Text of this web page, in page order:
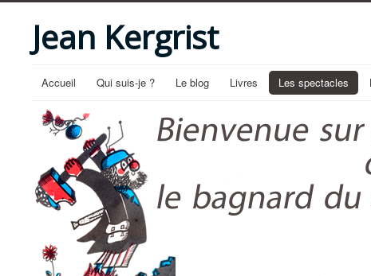
Jean Kergrist
Accueil Qui suis-je ? Le blog Livres Les spectacles